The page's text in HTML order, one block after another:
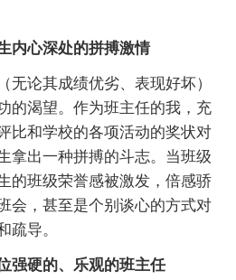
内心深处的拼搏激情
无论其成绩优劣、表现好坏）
的渴望。作为班主任的我，充
比和学校的各项活动的奖状对
拿出一种拼搏的斗志。当班级
的班级荣誉感被激发，倍感骄
会，甚至是个别谈心的方式对
疏导。
强硬的、乐观的班主任